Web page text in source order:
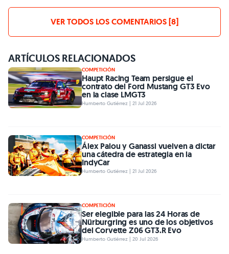
VER TODOS LOS COMENTARIOS [8]
ARTÍCULOS RELACIONADOS
COMPETICIÓN
Haupt Racing Team persigue el
contrato del Ford Mustang GT3 Evo
en la clase LMGT3
Humberto Gutiérrez | 21 Jul 2026
COMPETICIÓN
Álex Palou y Ganassi vuelven a dictar
una cátedra de estrategia en la
IndyCar
Humberto Gutiérrez | 21 Jul 2026
COMPETICIÓN
Ser elegible para las 24 Horas de
Nürburgring es uno de los objetivos
del Corvette Z06 GT3.R Evo
Humberto Gutiérrez | 20 Jul 2026